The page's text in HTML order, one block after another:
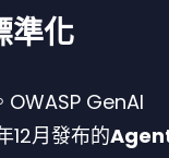
準化
OWASP GenAI
月發布的